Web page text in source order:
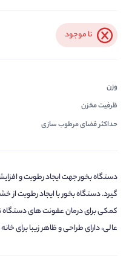
نا موجود
وزن
ظرفیت مخزن
حداکثر فضای مرطوب سازی
دستگاه بخور جهت ایجاد رطوبت و
گیرد. دستگاه بخور با ایجاد رطوبت
عالی، دارای طراحی و ظاهر زیبا برای خانه شما می باشد.